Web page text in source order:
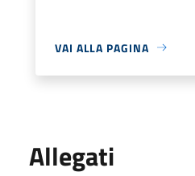
VAI ALLA PAGINA
Allegati